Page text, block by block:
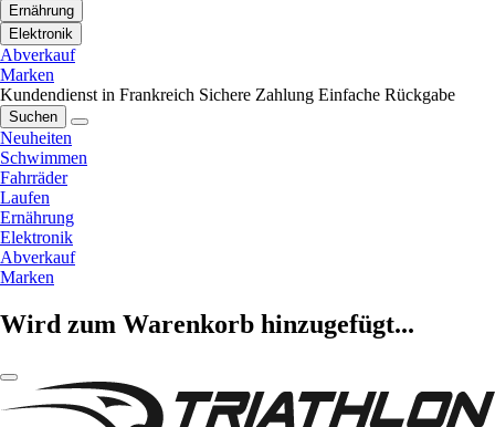
Ernährung
Elektronik
Abverkauf
Marken
Kundendienst in Frankreich Sichere Zahlung Einfache Rückgabe
Suchen
Neuheiten
Schwimmen
Fahrräder
Laufen
Ernährung
Elektronik
Abverkauf
Marken
Wird zum Warenkorb hinzugefügt...